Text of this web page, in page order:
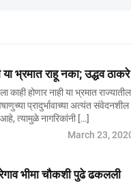
या भ्रमात राहू नका; उद्धव ठाकरे
काही होणार नाही या भ्रमात राज्यातील
प्रादुर्भावाच्या अत्यंत संवेदनशील
आहे, त्यामुळे नागरिकांनी […]
March 23,
भीमा चौकशी पुढे ढकलली